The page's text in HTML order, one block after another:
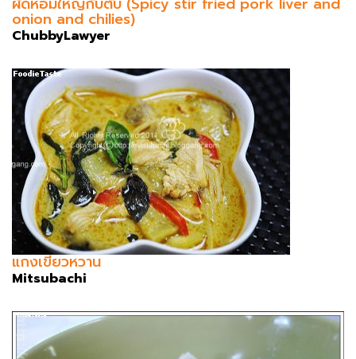
onion and chilies)
ChubbyLawyer
แกงเขียวหวาน
Mitsubachi